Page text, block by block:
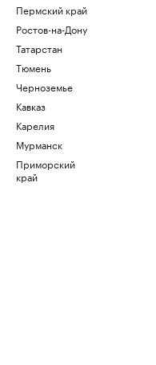
Пермский край
Ростов-на-Дону
Татарстан
Тюмень
Черноземье
Кавказ
Карелия
Мурманск
Приморский
край